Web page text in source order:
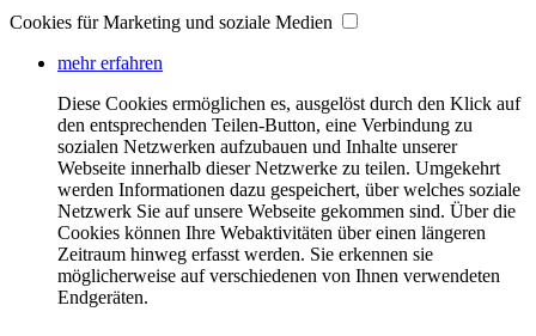
Cookies für Marketing und soziale Medien
mehr erfahren
Diese Cookies ermöglichen es, ausgelöst durch den Klick auf
den entsprechenden Teilen-Button, eine Verbindung zu
sozialen Netzwerken aufzubauen und Inhalte unserer
Webseite innerhalb dieser Netzwerke zu teilen. Umgekehrt
werden Informationen dazu gespeichert, über welches soziale
Netzwerk Sie auf unsere Webseite gekommen sind. Über die
Cookies können Ihre Webaktivitäten über einen längeren
Zeitraum hinweg erfasst werden. Sie erkennen sie
möglicherweise auf verschiedenen von Ihnen verwendeten
Endgeräten.